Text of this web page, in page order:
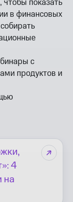
показать
в финансовых
с
продуктов и
4
на